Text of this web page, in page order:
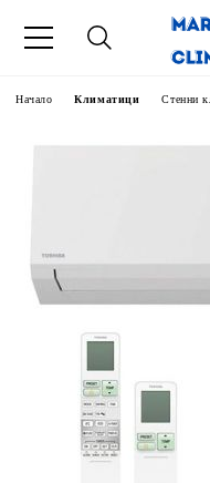
Начало Климатици Стенни